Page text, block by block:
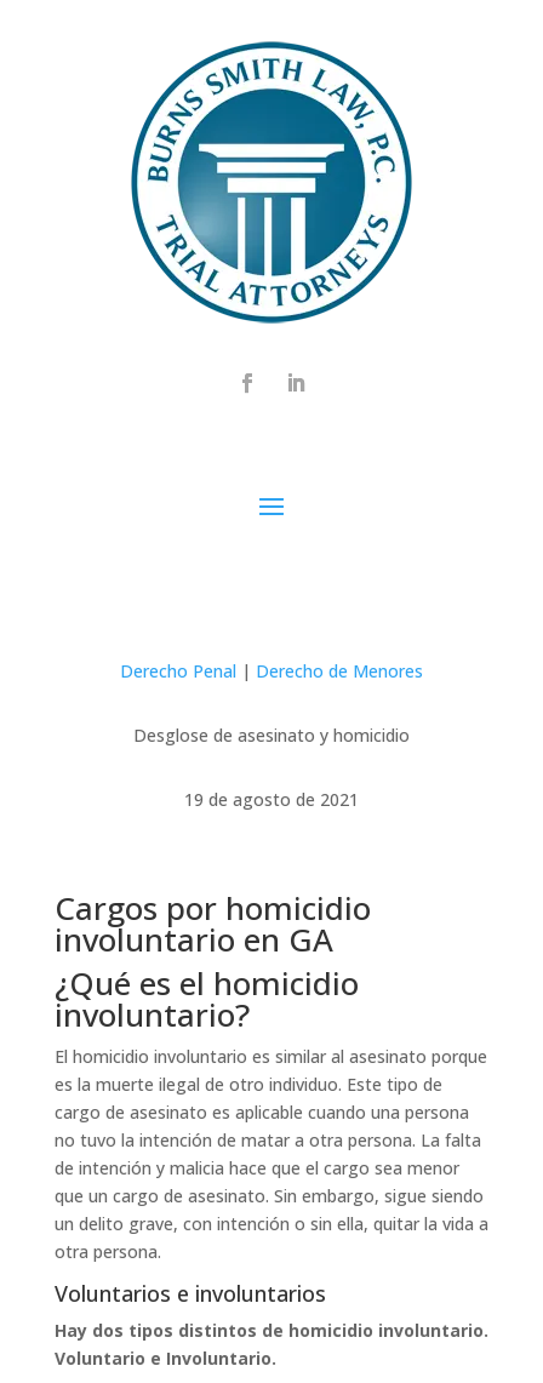
Derecho Penal | Derecho de Menores
Desglose de asesinato y homicidio
19 de agosto de 2021
Cargos por homicidio
involuntario en GA
¿Qué es el homicidio
involuntario?
El homicidio involuntario es similar al asesinato porque
es la muerte ilegal de otro individuo. Este tipo de
cargo de asesinato es aplicable cuando una persona
no tuvo la intención de matar a otra persona. La falta
de intención y malicia hace que el cargo sea menor
que un cargo de asesinato. Sin embargo, sigue siendo
un delito grave, con intención o sin ella, quitar la vida a
otra persona.
Voluntarios e involuntarios
Hay dos tipos distintos de homicidio involuntario.
Voluntario e Involuntario.